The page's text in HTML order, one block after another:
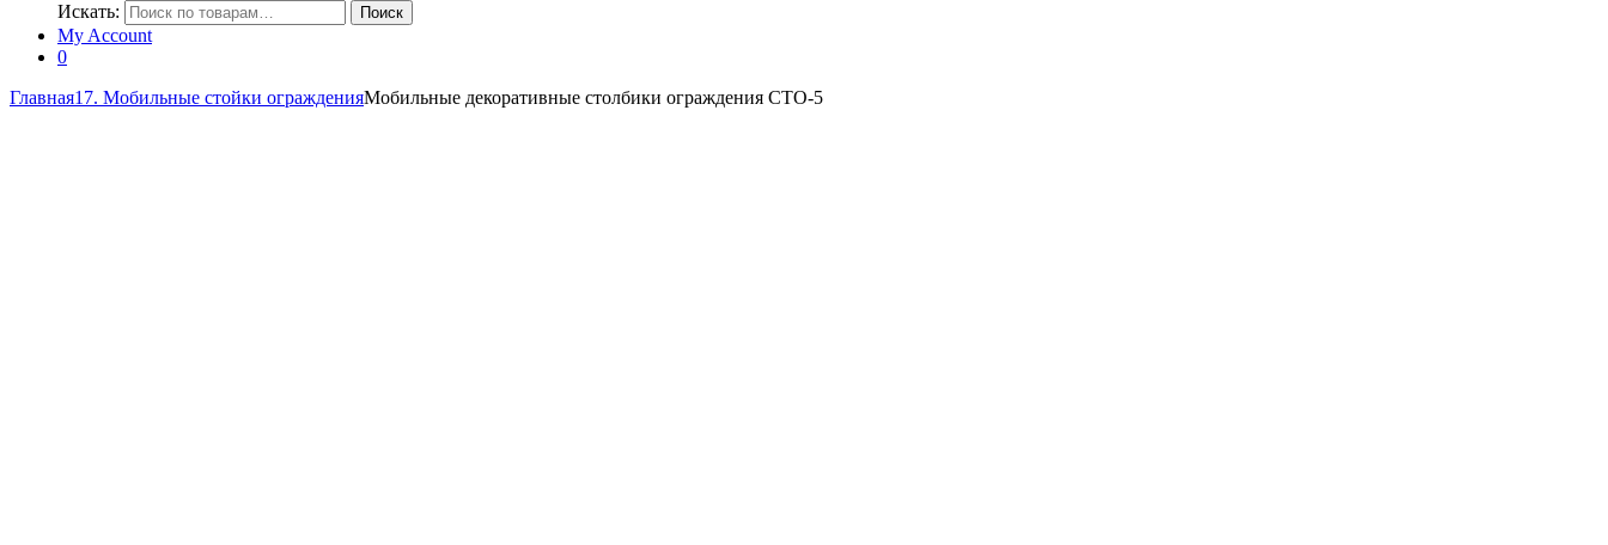
Искать:
Поиск
My Account
0
Главная17. Мобильные стойки огражденияМобильные декоративные столбики ограждения СТО-5